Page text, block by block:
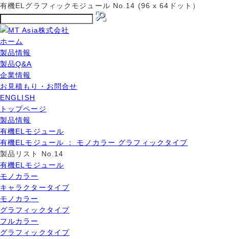
有機ELグラフィックモジュール No.14 (96 x 64ドット）
ホーム
製品情報
製品Q&A
企業情報
お見積もり・お問合せ
ENGLISH
トップページ
製品情報
有機ELモジュール
有機ELモジュール ： モノカラー グラフィックタイプ
製品リスト No.14
有機ELモジュール
モノカラー
キャラクタータイプ
モノカラー
グラフィックタイプ
フルカラー
グラフィックタイプ